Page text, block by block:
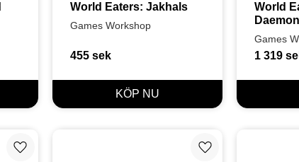
World Eaters: Jakhals
Games Workshop
455sek
World
Khorne
Games
1 319
Lägg till i favoriter Lägg till i favoriter